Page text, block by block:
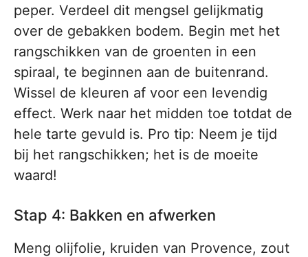
peper. Verdeel dit mengsel gelijkmatig
over de gebakken bodem. Begin met het
rangschikken van de groenten in een
spiraal, te beginnen aan de buitenrand.
Wissel de kleuren af voor een levendig
effect. Werk naar het midden toe totdat de
hele tarte gevuld is. Pro tip: Neem je tijd
bij het rangschikken; het is de moeite
waard!
Stap 4: Bakken en afwerken
Meng olijfolie, kruiden van Provence, zout